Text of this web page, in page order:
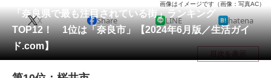
会員記事
メディア
注目記事を集めた総合ページ
「奈良県で最も注目されている街」ランキング
TOP12！ 1位は「奈良市」【2024年6月版／生活ガイ
ド.com】
画像はイメージです（画像：写真AC）
X Share LINE hatena
目次を表示